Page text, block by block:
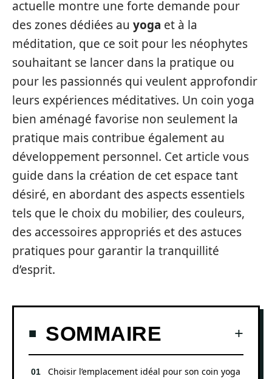
actuelle montre une forte demande pour
des zones dédiées au yoga et à la
méditation, que ce soit pour les néophytes
souhaitant se lancer dans la pratique ou
pour les passionnés qui veulent approfondir
leurs expériences méditatives. Un coin yoga
bien aménagé favorise non seulement la
pratique mais contribue également au
développement personnel. Cet article vous
guide dans la création de cet espace tant
désiré, en abordant des aspects essentiels
tels que le choix du mobilier, des couleurs,
des accessoires appropriés et des astuces
pratiques pour garantir la tranquillité
d’esprit.
SOMMAIRE
Choisir l’emplacement idéal pour son coin yoga